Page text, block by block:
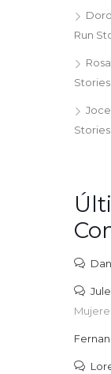
Run
Stories
Stories